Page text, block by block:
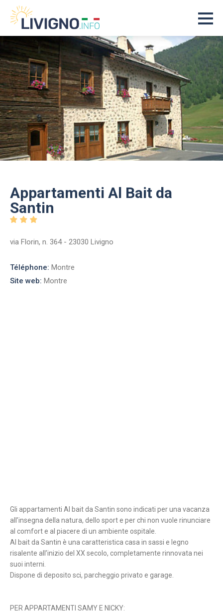
Appartamenti Al Bait da
Santin
via Florin, n. 364 - 23030 Livigno
Téléphone: Montre
Site web: Montre
Gli appartamenti Al bait da Santin sono indicati per una vacanza
all’insegna della natura, dello sport e per chi non vuole rinunciare
al comfort e al piacere di un ambiente ospitale.
Al bait da Santin è una caratteristica casa in sassi e legno
risalente all’inizio del XX secolo, completamente rinnovata nei
suoi interni.
Dispone di deposito sci, parcheggio privato e garage.
PER APPARTAMENTI SAMY E NICKY: